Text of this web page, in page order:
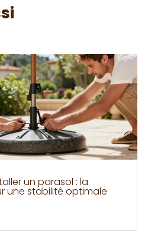
un parasol : la
une stabilité optimale